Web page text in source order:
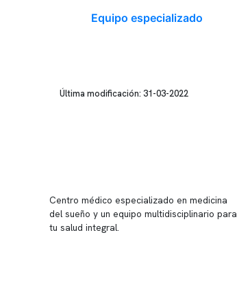
Equipo especializado
Última modificación: 31-03-2022
Centro médico especializado en medicina
del sueño y un equipo multidisciplinario para
tu salud integral.